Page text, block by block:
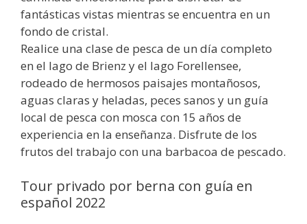
fantásticas vistas mientras se encuentra en un
fondo de cristal.
Realice una clase de pesca de un día completo
en el lago de Brienz y el lago Forellensee,
rodeado de hermosos paisajes montañosos,
aguas claras y heladas, peces sanos y un guía
local de pesca con mosca con 15 años de
experiencia en la enseñanza. Disfrute de los
frutos del trabajo con una barbacoa de pescado.
Tour privado por berna con guía en
español 2022